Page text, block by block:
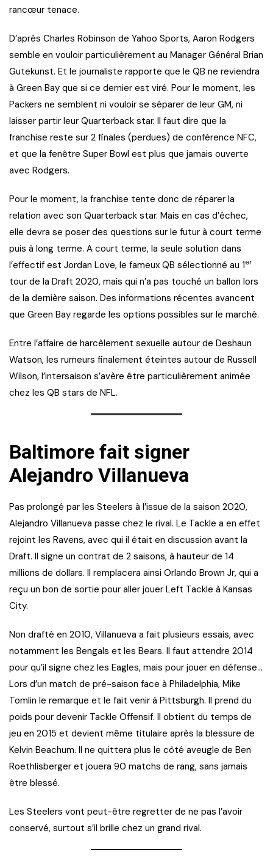
rancœur tenace.
D’après Charles Robinson de Yahoo Sports, Aaron Rodgers
semble en vouloir particulièrement au Manager Général Brian
Gutekunst. Et le journaliste rapporte que le QB ne reviendra
à Green Bay que si ce dernier est viré. Pour le moment, les
Packers ne semblent ni vouloir se séparer de leur GM, ni
laisser partir leur Quarterback star. Il faut dire que la
franchise reste sur 2 finales (perdues) de conférence NFC,
et que la fenêtre Super Bowl est plus que jamais ouverte
avec Rodgers.
Pour le moment, la franchise tente donc de réparer la
relation avec son Quarterback star. Mais en cas d’échec,
elle devra se poser des questions sur le futur à court terme
puis à long terme. A court terme, la seule solution dans
l’effectif est Jordan Love, le fameux QB sélectionné au 1er
tour de la Draft 2020, mais qui n’a pas touché un ballon lors
de la dernière saison. Des informations récentes avancent
que Green Bay regarde les options possibles sur le marché.
Entre l’affaire de harcèlement sexuelle autour de Deshaun
Watson, les rumeurs finalement éteintes autour de Russell
Wilson, l’intersaison s’avère être particulièrement animée
chez les QB stars de NFL.
Baltimore fait signer
Alejandro Villanueva
Pas prolongé par les Steelers à l’issue de la saison 2020,
Alejandro Villanueva passe chez le rival. Le Tackle a en effet
rejoint les Ravens, avec qui il était en discussion avant la
Draft. Il signe un contrat de 2 saisons, à hauteur de 14
millions de dollars. Il remplacera ainsi Orlando Brown Jr, qui a
reçu un bon de sortie pour aller jouer Left Tackle à Kansas
City.
Non drafté en 2010, Villanueva a fait plusieurs essais, avec
notamment les Bengals et les Bears. Il faut attendre 2014
pour qu’il signe chez les Eagles, mais pour jouer en défense…
Lors d’un match de pré-saison face à Philadelphia, Mike
Tomlin le remarque et le fait venir à Pittsburgh. Il prend du
poids pour devenir Tackle Offensif. Il obtient du temps de
jeu en 2015 et devient même titulaire après la blessure de
Kelvin Beachum. Il ne quittera plus le côté aveugle de Ben
Roethlisberger et jouera 90 matchs de rang, sans jamais
être blessé.
Les Steelers vont peut-être regretter de ne pas l’avoir
conservé, surtout s’il brille chez un grand rival.